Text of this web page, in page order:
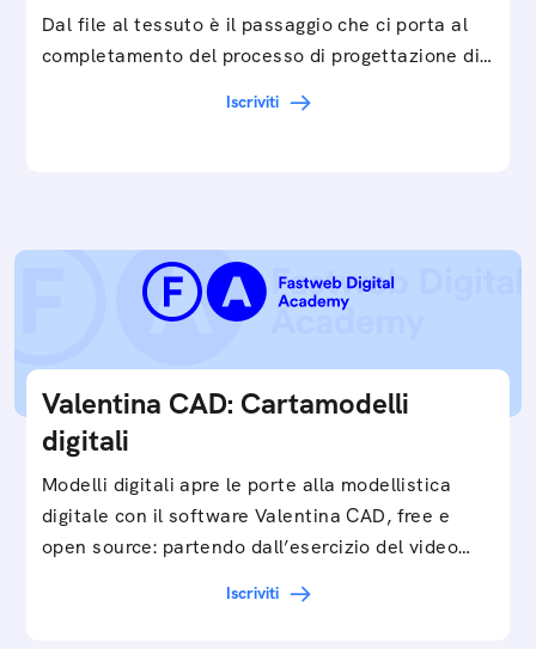
Dal file al tessuto è il passaggio che ci porta al
completamento del processo di progettazione di
Iscriviti
Valentina CAD: Cartamodelli
digitali
Modelli digitali apre le porte alla modellistica
digitale con il software Valentina CAD, free e
open source: partendo dall’esercizio del video…
Iscriviti